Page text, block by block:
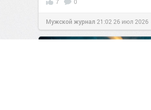
Мужской журнал 21:02 26 июл 2026